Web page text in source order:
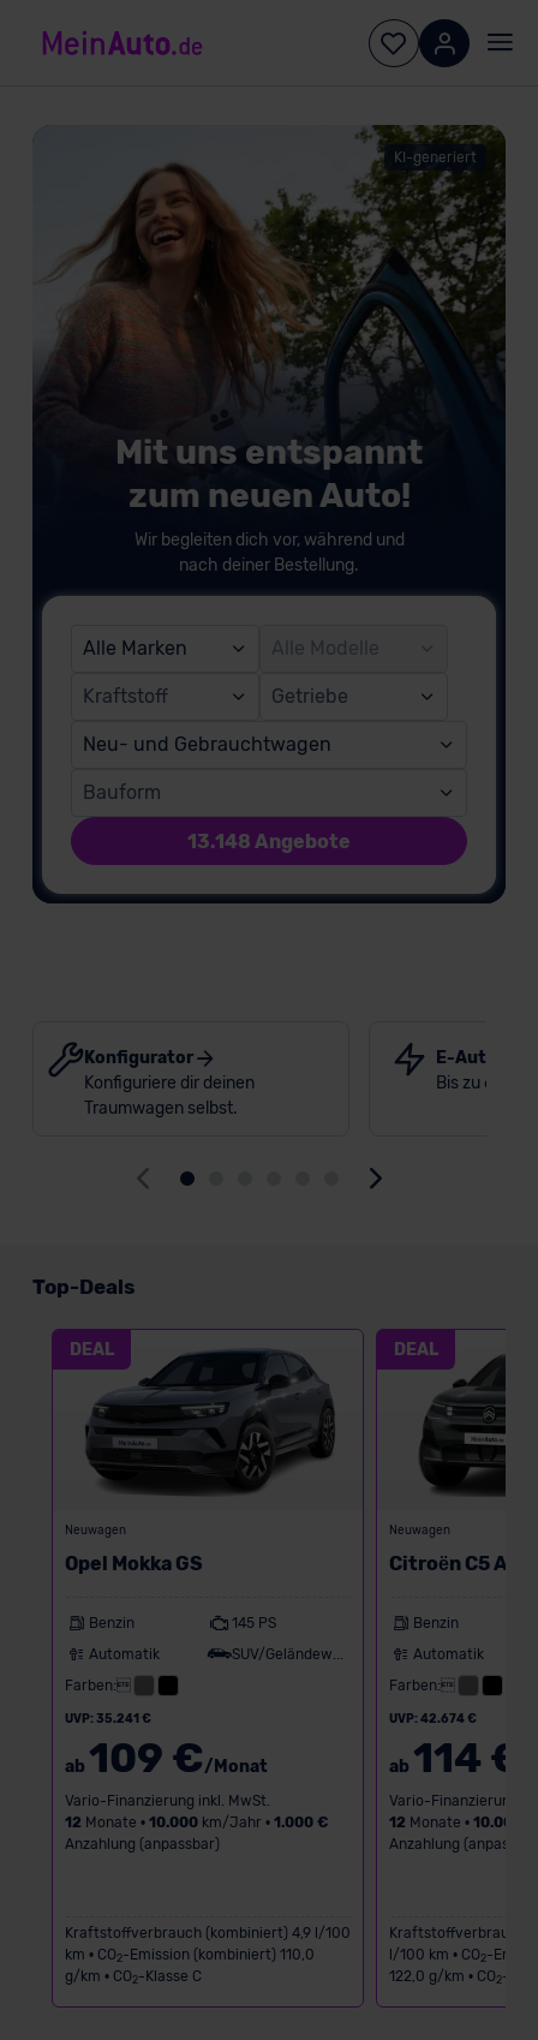
Mit uns entspannt
zum neuen Auto!
Wir begleiten dich vor, während und
nach deiner Bestellung.
KI-generiert
Alle Marken Alle Modelle
Neu- und Gebrauchtwagen
Bauform
Kraftstoff Getriebe
13.148 Angebote
Konfigurator
Konfiguriere dir deinen
Traumwagen selbst.
E-Auto-
Bis zu 6.000
Top-Deals
DEAL
Neuwagen
Opel Mokka GS
Benzin
145 PS
Automatik
SUV/Geländewagen
Farben:
UVP: 35.241 €
ab 109 €/Monat
Vario-Finanzierung inkl. MwSt.
12 Monate • 10.000km/Jahr • 1.000 €
Anzahlung (anpassbar)
Kraftstoffverbrauch (kombiniert) 4,9 l/100
km • CO2-Emission (kombiniert) 110,0
g/km • CO2-Klasse C
DEAL
Neuwagen
Citroën C5
Benzin
Automatik
Farben:
UVP: 42.674 €
ab 114 €
Vario-Finanzierung
12 Monate • 10.000
Anzahlung
Kraftstoffverbrauch
l/100 km • CO2-
122,0 g/km • CO2-